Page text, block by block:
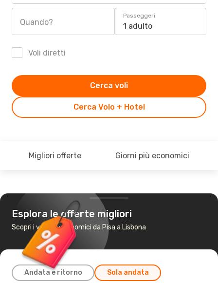
Quando?
Passeggeri
1 adulto
Voli diretti
Cerca Volo + Hotel
Cerca voli
Migliori offerte Giorni più economici
Esplora le offerte migliori
Scopri i voli più economici da Pisa a Lisbona
Andata e ritorno Sola andata